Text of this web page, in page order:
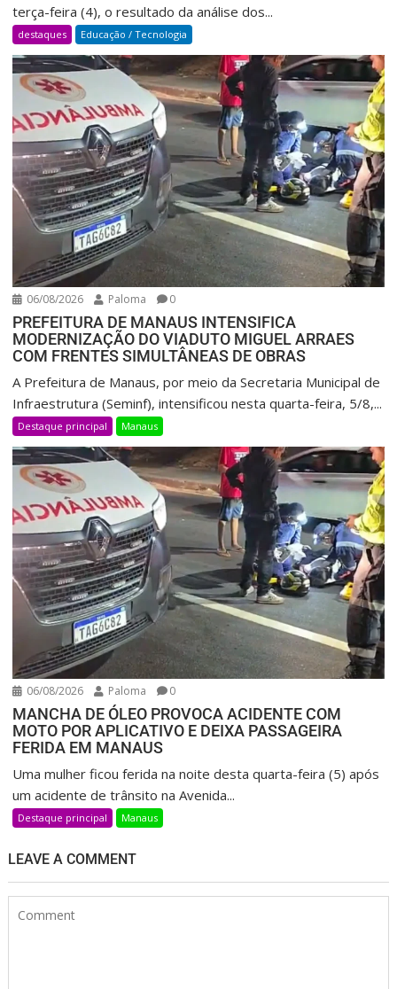
terça-feira (4), o resultado da análise dos...
destaques Educação / Tecnologia
06/08/2026 Paloma 0
PREFEITURA DE MANAUS INTENSIFICA
MODERNIZAÇÃO DO VIADUTO MIGUEL ARRAES
COM FRENTES SIMULTÂNEAS DE OBRAS
A Prefeitura de Manaus, por meio da Secretaria Municipal de
Infraestrutura (Seminf), intensificou nesta quarta-feira, 5/8,...
Destaque principal Manaus
06/08/2026 Paloma 0
MANCHA DE ÓLEO PROVOCA ACIDENTE COM
MOTO POR APLICATIVO E DEIXA PASSAGEIRA
FERIDA EM MANAUS
Uma mulher ficou ferida na noite desta quarta-feira (5) após
um acidente de trânsito na Avenida...
Destaque principal Manaus
LEAVE A COMMENT